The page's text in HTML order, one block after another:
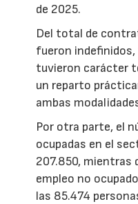
de 2025.
Del total de
fueron
tuvieron carácter
un reparto
ambas
Por otra parte, el
ocupadas en el
207.850, mientras
empleo no
las 85.474